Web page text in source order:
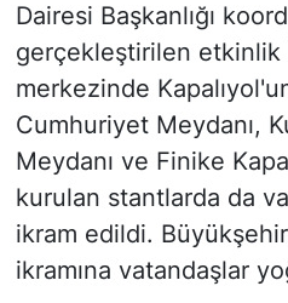
Dairesi Başkanlığı
gerçekleştirilen etkinlik
merkezinde
Cumhuriyet Meydanı,
Meydanı ve Finike
kurulan stantlarda da
ikram edildi.
ikramına vatandaşlar